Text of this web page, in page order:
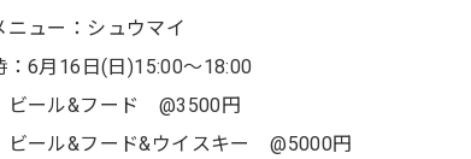
ニュー：シュウマイ
：6月16日(日)15:00～18:00
ビール&フード @3500円
&フード&ウイスキー @5000円